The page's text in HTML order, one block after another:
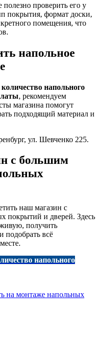
полезно проверить его у
покрытия, формат доски,
помещения, что
напольное
напольного
, рекомендуем
магазина помогут
подходящий материал и
ул. Шевченко 225.
с большим
наш магазин с
покрытий и дверей. Здесь
получить
подобрать всё
напольного
на монтаже напольных